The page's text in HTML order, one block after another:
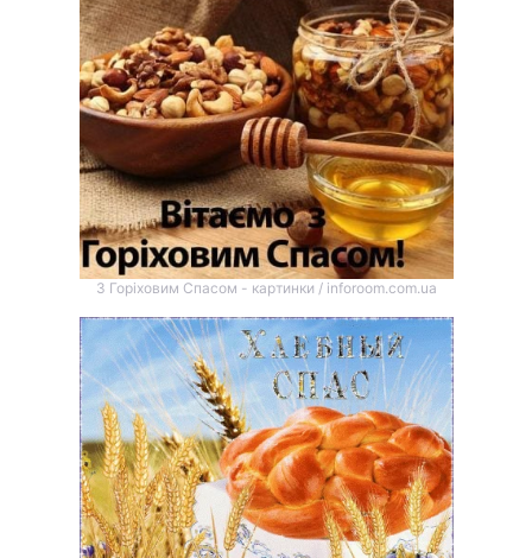
З Горіховим Спасом - картинки / inforoom.com.ua